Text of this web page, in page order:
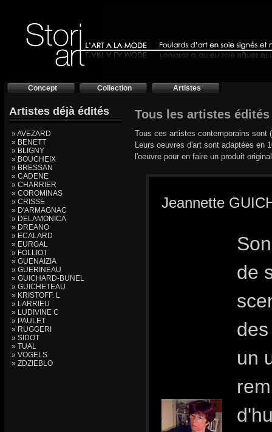
Concept Collection Artistes
Artistes déjà édités
» AVEZARD
» BENETT
» BLIGNY
» BOUCHEIX
» BRESSAN
» CADENE
» CHARRIER
» COROMINAS
» CRISSE
» D'ARMAGNAC
» DELAMONICA
» DREANO
» ECALARD
» EURGAL
» FOLLIOT
» GUENAIZIA
» GUERINEAU
» GUICHARD-BUNEL
» GUICHETEAU
» KRISTOFF. L
» LARRIEU
» LUDIVINE C
» PAULET
» RUGGERI
» SIDOT
» TUAL
» VOGELS
» ZDZIEBLO
Tous les artistes
Tous ces artistes contemporains sont
Leurs oeuvres d'art sont adaptées en
l'oeuvre pour en faire un produit
Jeannette
de
un